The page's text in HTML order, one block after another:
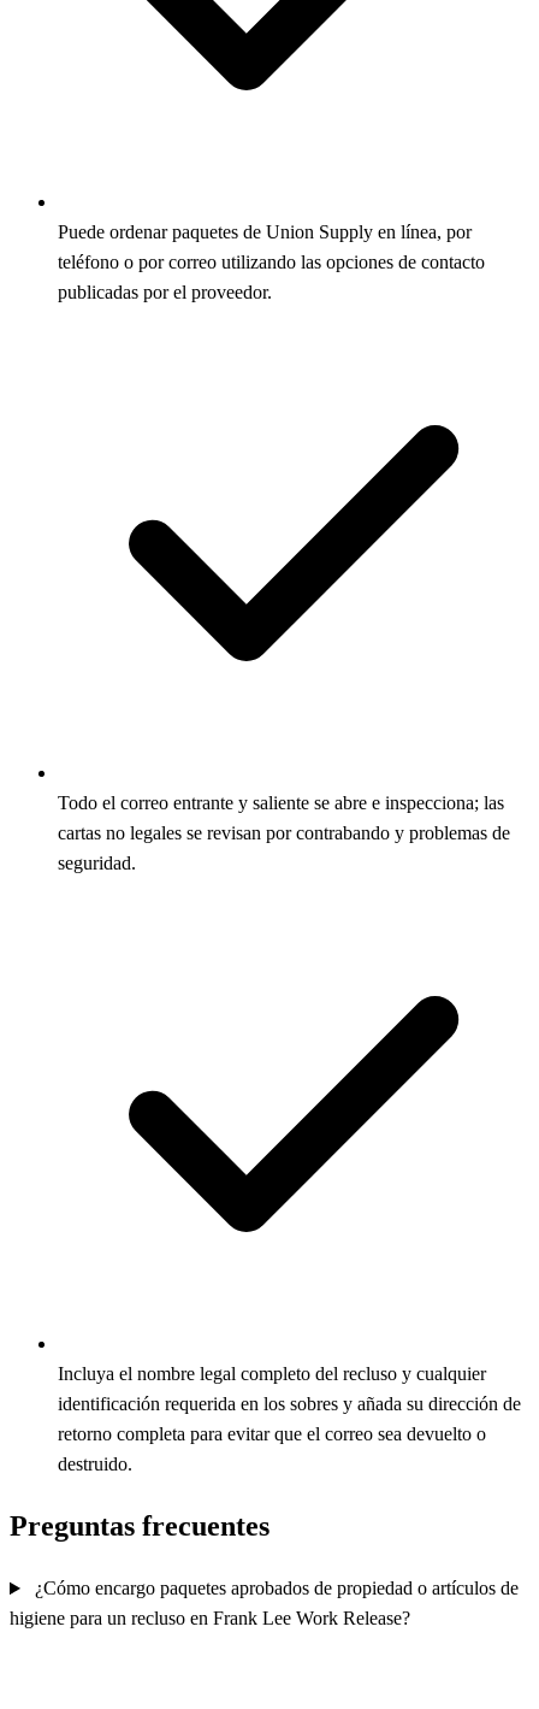
Puede ordenar paquetes de Union Supply en línea, por
teléfono o por correo utilizando las opciones de contacto
publicadas por el proveedor.
Todo el correo entrante y saliente se abre e inspecciona; las
cartas no legales se revisan por contrabando y problemas de
seguridad.
Incluya el nombre legal completo del recluso y cualquier
identificación requerida en los sobres y añada su dirección de
retorno completa para evitar que el correo sea devuelto o
destruido.
Preguntas frecuentes
¿Cómo encargo paquetes aprobados de propiedad o artículos de
higiene para un recluso en Frank Lee Work Release?